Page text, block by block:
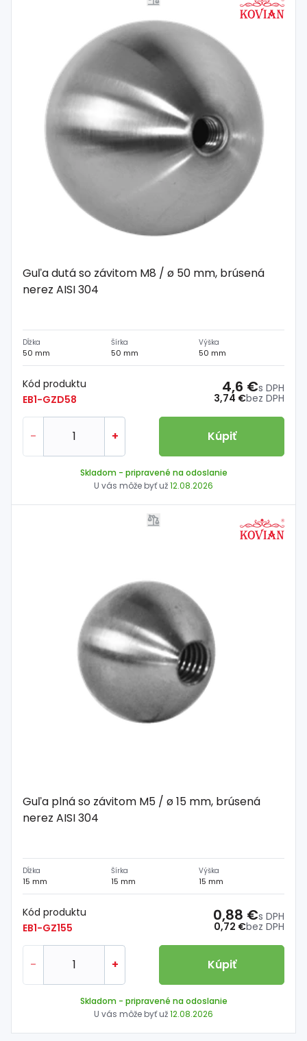
Guľa dutá so závitom M8 / ø 50 mm, brúsená
nerez AISI 304
Dĺžka
50 mm
Šírka
50 mm
Výška
50 mm
Kód produktu
EB1-GZD58
3,74 €bez DPH
4,6 €s DPH
- + Kúpiť
Skladom - pripravené na odoslanie
U vás môže byť už12.08.2026
Guľa plná so závitom M5 / ø 15 mm, brúsená
nerez AISI 304
Dĺžka
15 mm
Šírka
15 mm
Výška
15 mm
Kód produktu
EB1-GZ155
0,72 €bez DPH
0,88 €s DPH
- + Kúpiť
Skladom - pripravené na odoslanie
U vás môže byť už12.08.2026